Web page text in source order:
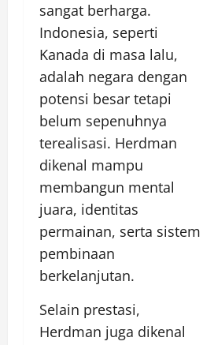
sangat berharga.
Indonesia, seperti
Kanada di masa lalu,
adalah negara dengan
potensi besar tetapi
belum sepenuhnya
terealisasi. Herdman
dikenal mampu
membangun mental
juara, identitas
permainan, serta sistem
pembinaan
berkelanjutan.
Selain prestasi,
Herdman juga dikenal